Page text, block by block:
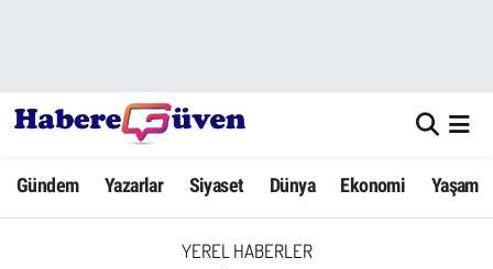
Gündem Yazarlar Siyaset Dünya Ekonomi Yaşam
YEREL HABERLER
Yazarlar
Dünya
Hava Durumu
Trafik Durumu
Süper Lig Puan Durumu ve Fikstür